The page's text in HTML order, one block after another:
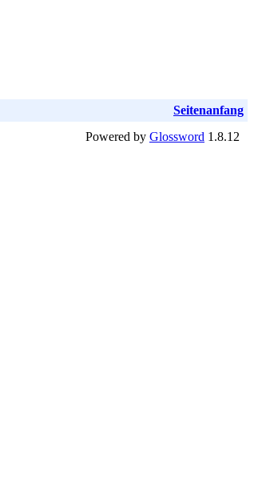
Seitenanfang
Powered by Glossword 1.8.12